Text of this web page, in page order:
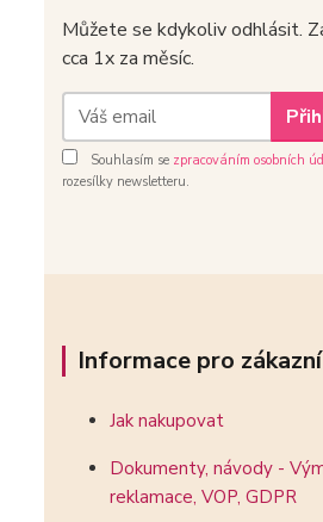
Můžete se kdykoliv odhlásit.
cca 1x za měsíc.
Souhlasím se zpracováním osobních
rozesílky newsletteru.
Informace pro
Jak nakupovat
Dokumenty, návody -
reklamace, VOP, GDPR